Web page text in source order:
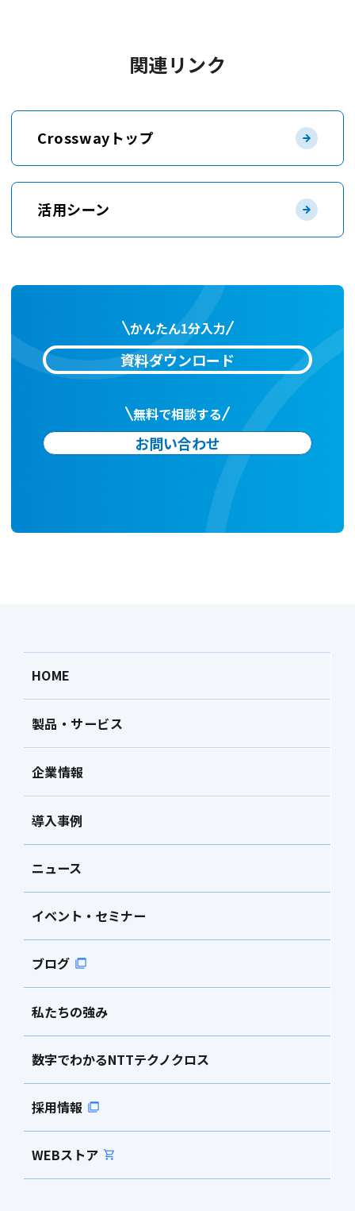
関連リンク
Crosswayトップ
活用シーン
かんたん1分入力
資料ダウンロード
無料で相談する
お問い合わせ
HOME
製品・サービス
企業情報
導入事例
ニュース
イベント・セミナー
ブログ
私たちの強み
数字でわかるNTTテクノクロス
採用情報
WEBストア